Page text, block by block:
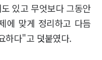
있고 무엇보다 그동안
에 맞게 정리하고 다듬
하다"고 덧붙였다.